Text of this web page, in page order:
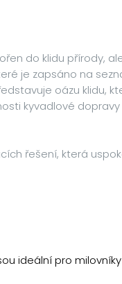
do klidu přírody,
je zapsáno na
oázu klidu,
kyvadlové
řešení, která
ideální pro